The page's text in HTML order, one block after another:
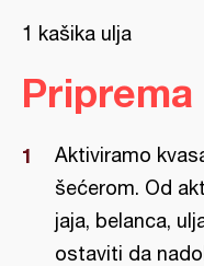
1 kašika ulja
Priprema
Aktiviramo
šećerom. Od
jaja, belanca,
ostaviti da